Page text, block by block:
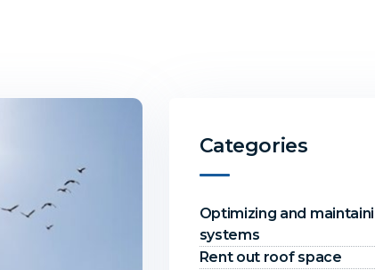
Categories
Optimizing and
systems
Rent out roof space